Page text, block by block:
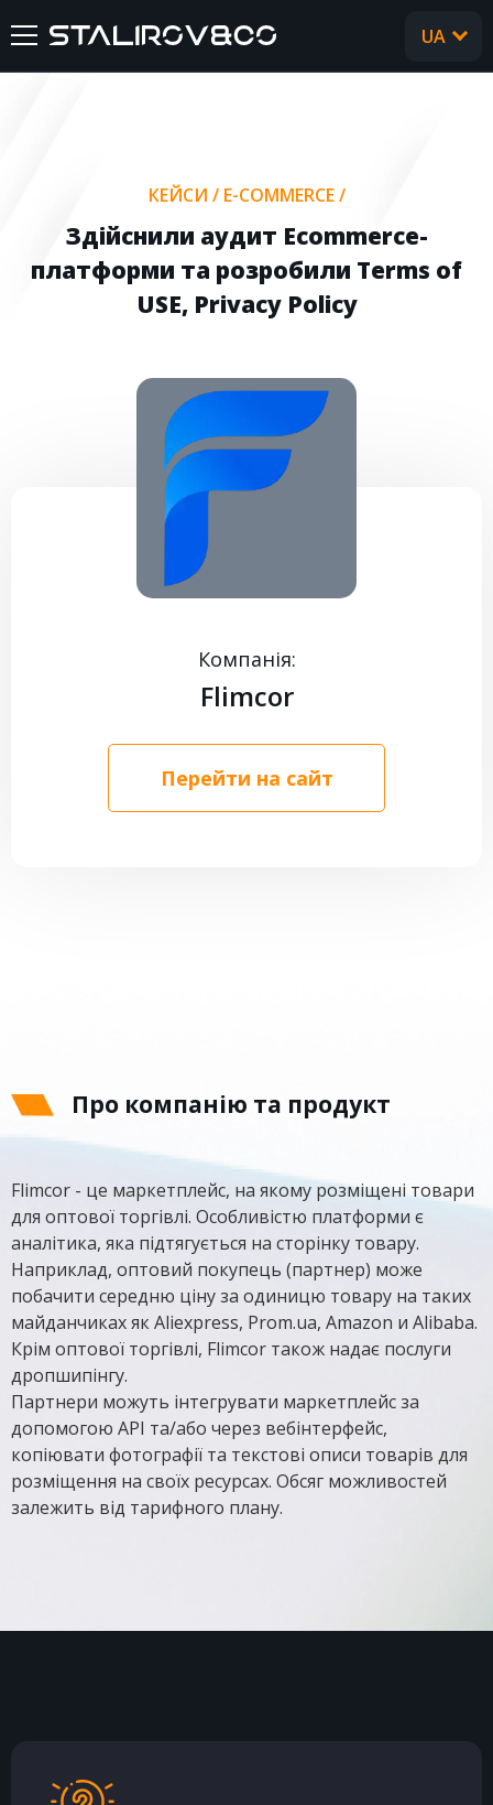
ПОСЛУГИ
КЕЙСИ
FAQ
КОНТАКТИ
UA
КЕЙСИ / E-COMMERCE /
Здійснили аудит Ecommerce-
платформи та розробили Terms of
USE, Privacy Policy
Компанія:
Flimcor
Перейти на сайт
Про компанію та продукт
Flimcor - це маркетплейс, на якому розміщені товари
для оптової торгівлі. Особливістю платформи є
аналітика, яка підтягується на сторінку товару.
Наприклад, оптовий покупець (партнер) може
побачити середню ціну за одиницю товару на таких
майданчиках як Aliexpress, Prom.ua, Amazon и Alibaba.
Крім оптової торгівлі, Flimcor також надає послуги
дропшипінгу.
Партнери можуть інтегрувати маркетплейс за
допомогою API та/або через вебінтерфейс,
копіювати фотографії та текстові описи товарів для
розміщення на своїх ресурсах. Обсяг можливостей
залежить від тарифного плану.